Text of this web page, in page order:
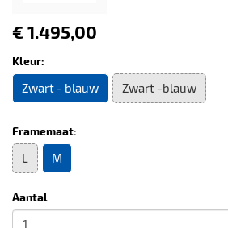
€ 1.495,00
Kleur:
Zwart - blauw Zwart -blauw
Framemaat:
L M
Aantal